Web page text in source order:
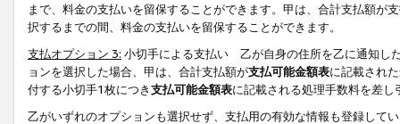
まで、料金の支払いを留保することができます。甲は、合計支払額が
択するまでの間、料金の支払いを留保することができます。
支払オプション 3: 小切手による支払い 乙が自身の住所を乙に通知し
ョンを選択した場合、甲は、合計支払額が支払可能金額表に記載され
付する小切手1枚につき支払可能金額表に記載される処理手数料を差し
乙がいずれのオプションも選択せず、支払用の有効な情報も登録して